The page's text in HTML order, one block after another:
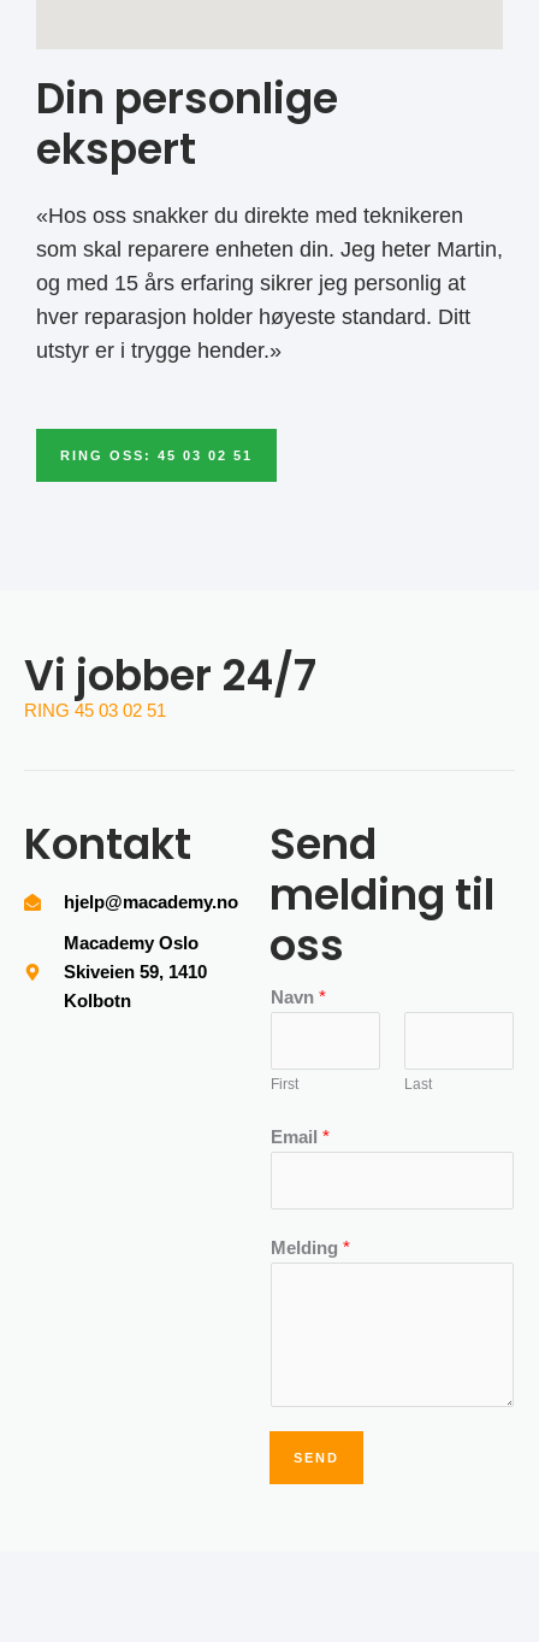
Din personlige
ekspert
«Hos oss snakker du direkte med teknikeren
som skal reparere enheten din. Jeg heter Martin,
og med 15 års erfaring sikrer jeg personlig at
hver reparasjon holder høyeste standard. Ditt
utstyr er i trygge hender.»
RING OSS: 45 03 02 51
Vi jobber 24/7
RING 45 03 02 51
Kontakt
hjelp@macademy.no
Macademy Oslo
Skiveien 59, 1410
Kolbotn
Send
melding til
oss
Navn *
First Last
Email *
Melding *
SEND